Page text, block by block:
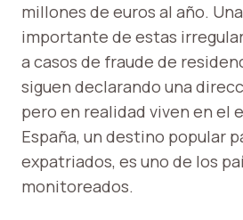
millones de euros al año.
importante de estas
a casos de fraude de
siguen declarando una
pero en realidad viven en el
España, un destino popular
expatriados, es uno de los
monitoreados.